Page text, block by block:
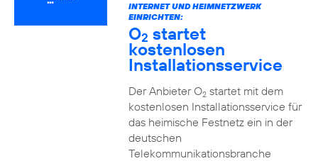
INTERNET UND HEIMNETZWERK
EINRICHTEN:
O2 startet
kostenlosen
Installationsservice
Der Anbieter O2startet mit dem
kostenlosen Installationsservice für
das heimische Festnetz ein in der
deutschen
Telekommunikationsbranche